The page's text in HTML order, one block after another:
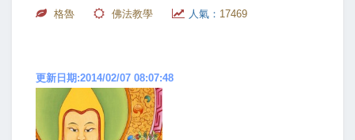
格魯 佛法教學 人氣： 17469
更新日期:2014/02/07 08:07:48